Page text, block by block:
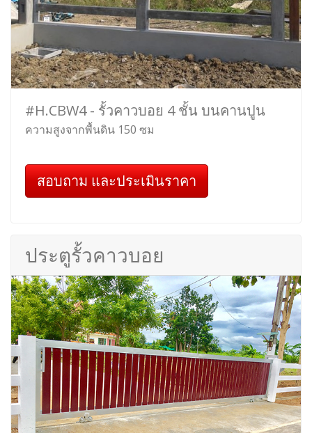
#H.CBW4 - รั้วคาวบอย 4 ชั้น บนคานปูน
ความสูงจากพื้นดิน 150 ซม
สอบถาม และประเมินราคา
ประตูรั้วคาวบอย